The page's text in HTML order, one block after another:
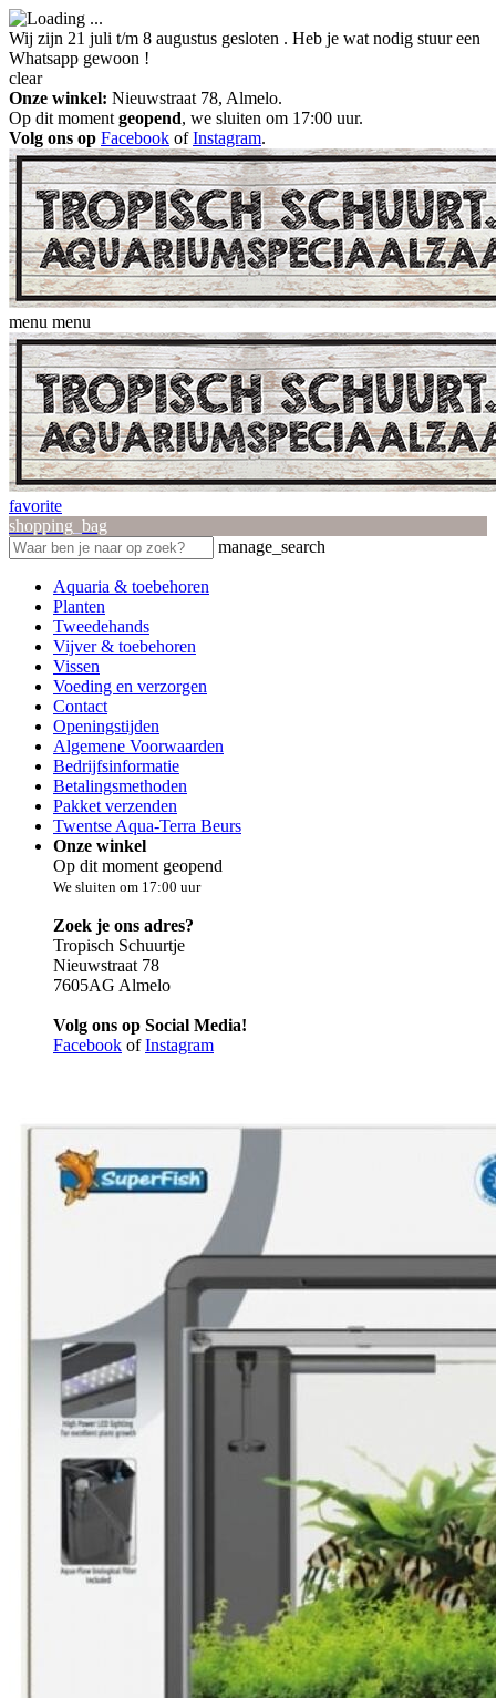
Wij zijn 21 juli t/m 8 augustus gesloten . Heb je wat nodig stuur een
Whatsapp gewoon !
clear
Onze winkel: Nieuwstraat 78, Almelo.
Op dit moment geopend, we sluiten om 17:00 uur.
Volg ons op Facebook ofInstagram.
menu menu
favorite
shopping_bag
manage_search
Aquaria & toebehoren
Planten
Tweedehands
Vijver & toebehoren
Vissen
Voeding en verzorgen
Contact
Openingstijden
Algemene Voorwaarden
Bedrijfsinformatie
Betalingsmethoden
Pakket verzenden
Twentse Aqua-Terra Beurs
Onze winkel
Op dit moment geopend
We sluiten om 17:00 uur
Zoek je ons adres?
Tropisch Schuurtje
Nieuwstraat 78
7605AG Almelo
Volg ons op Social Media!
Facebook ofInstagram